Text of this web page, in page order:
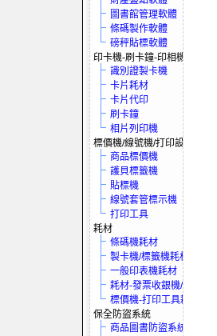
圖書館管理軟體
條碼製作軟體
磅秤貼標軟體
印卡機-刷卡鐘-印相機
識別證製卡機
卡片耗材
卡片代印
刷卡鐘
相片列印機
標價機/線號機/打印設備
商品標價機
護貝標籤機
貼標機
線號套管標示機
打印工具
耗材
條碼機耗材
製卡機/標籤機耗材
一般印表機耗材
耗材-發票收銀機/保全系統
標價機-打印工具耗材
保全防盜系統
商品圖書防盜系統